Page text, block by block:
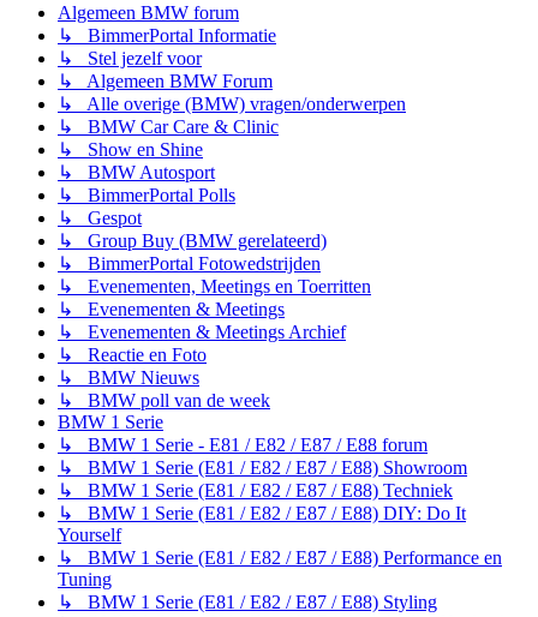
Algemeen BMW forum
↳ BimmerPortal Informatie
↳ Stel jezelf voor
↳ Algemeen BMW Forum
↳ Alle overige (BMW) vragen/onderwerpen
↳ BMW Car Care & Clinic
↳ Show en Shine
↳ BMW Autosport
↳ BimmerPortal Polls
↳ Gespot
↳ Group Buy (BMW gerelateerd)
↳ BimmerPortal Fotowedstrijden
↳ Evenementen, Meetings en Toerritten
↳ Evenementen & Meetings
↳ Evenementen & Meetings Archief
↳ Reactie en Foto
↳ BMW Nieuws
↳ BMW poll van de week
BMW 1 Serie
↳ BMW 1 Serie - E81 / E82 / E87 / E88 forum
↳ BMW 1 Serie (E81 / E82 / E87 / E88) Showroom
↳ BMW 1 Serie (E81 / E82 / E87 / E88) Techniek
↳ BMW 1 Serie (E81 / E82 / E87 / E88) DIY: Do It
Yourself
↳ BMW 1 Serie (E81 / E82 / E87 / E88) Performance en
Tuning
↳ BMW 1 Serie (E81 / E82 / E87 / E88) Styling